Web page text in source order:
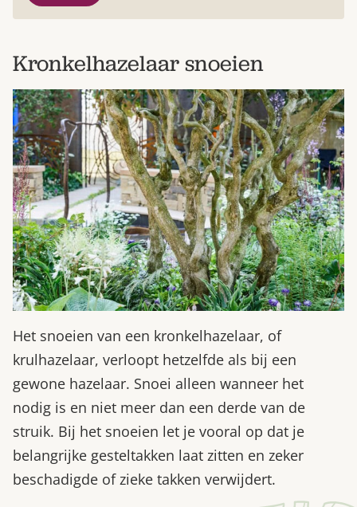
Kronkelhazelaar snoeien
Het snoeien van een kronkelhazelaar, of
krulhazelaar, verloopt hetzelfde als bij een
gewone hazelaar. Snoei alleen wanneer het
nodig is en niet meer dan een derde van de
struik. Bij het snoeien let je vooral op dat je
belangrijke gesteltakken laat zitten en zeker
beschadigde of zieke takken verwijdert.